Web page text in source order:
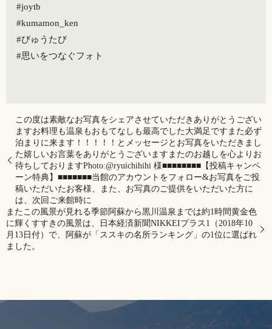
#joytb
#kumamon_ken
#びゅうたび
#思いをつなぐフォト
この度は素敵なお写真をシェアさせていただきありがとうござい
ますお料理も温泉もおもてなしも最高でした大満足です️また必ず
泊まりに来ます！！！！！とメッセージとお写真をいただきまし
た嬉しいお言葉をありがとうございますまたのお越しを心よりお
待ちしておりますPhoto:@ryuichihihi 様■■■■■■■■【投稿キャンペ
ーン特典】■■■■■■■当館のアカウントをフォロー&お写真をご投
稿いただいたお客様、また、お写真のご提供をいただいた方に
は、次回ご来館時に
またこの風景が見れる季節阿蘇から黒川温泉までは約1時間黄金色
に輝くすすきの風景は、日本経済新聞NIKKEIプラス1（2018年10
月13日付）で、阿蘇が「ススキの名所ランキング」の1位に選ばれ
ました。